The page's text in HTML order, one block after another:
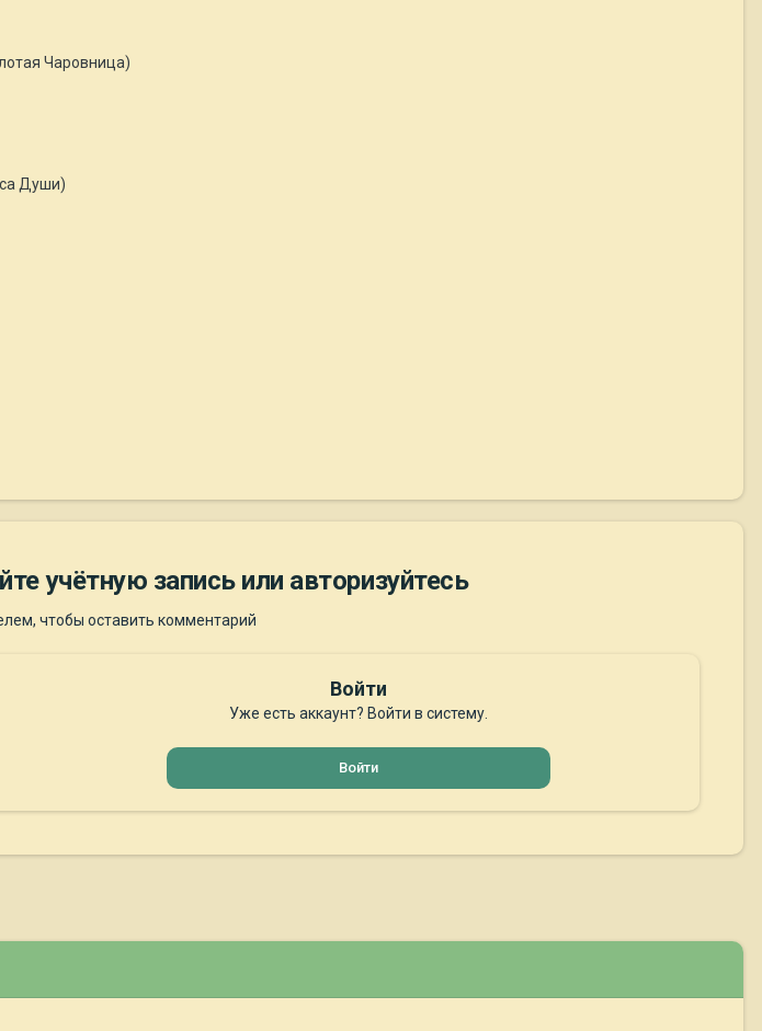
Чаровница)
Души)
учётную запись или авторизуйтесь
чтобы оставить комментарий
Войти
Уже есть аккаунт? Войти в систему.
Войти